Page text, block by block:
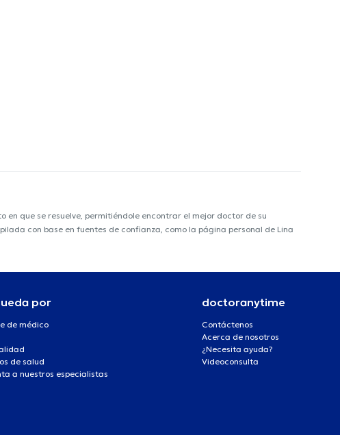
que se resuelve, permitiéndole encontrar el mejor doctor de su
con base en fuentes de confianza, como la página personal de Lina
por
de médico
de salud
a nuestros especialistas
doctoranytime
Contáctenos
Acerca de nosotros
¿Necesita ayuda?
Videoconsulta